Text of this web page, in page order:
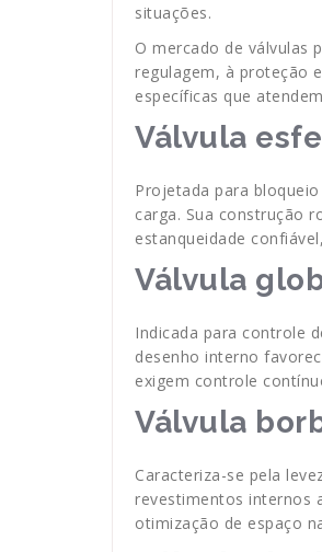
situações.
O mercado de válvulas
regulagem, à proteção
específicas que
Válvula
Projetada para
carga. Sua construção
estanqueidade
Válvula
Indicada para controle
desenho interno
exigem controle
Válvula
Caracteriza-se pela
revestimentos internos
otimização de espaço